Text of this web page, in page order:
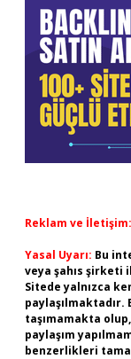
Reklam ve İletişim:
Yasal Uyarı: Bu
veya şahıs şirketi
Sitede yalnızca
taşımamakta
paylaşım
benzerlikleri